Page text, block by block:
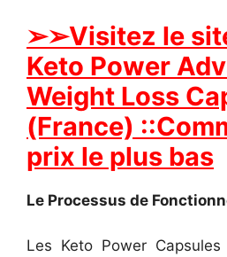
➢➢Visitez le
Keto Power
Weight Loss
(France)
prix le plus bas
Le Processus de
Les Keto Power